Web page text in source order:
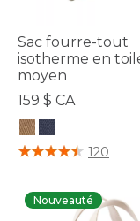
Sac fourre-tout
isotherme en
moyen
159 $ CA
3,4 sur 5 Évaluation
120
Nouveauté